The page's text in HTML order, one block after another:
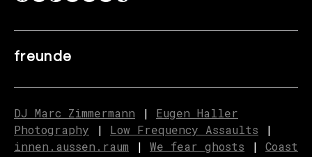
freunde
DJ Marc Zimmermann | Eugen Haller
Photography | Low Frequency Assaults |
innen.aussen.raum | We fear ghosts | Coast